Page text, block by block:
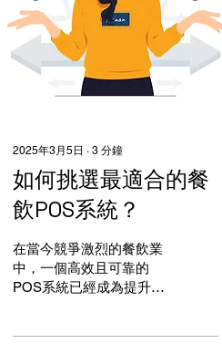
2025年3月5日 ∙ 3 分鐘
如何挑選最適合的餐
飲POS系統？
在當今競爭激烈的餐飲業
中，一個高效且可靠的
POS系統已經成為提升營